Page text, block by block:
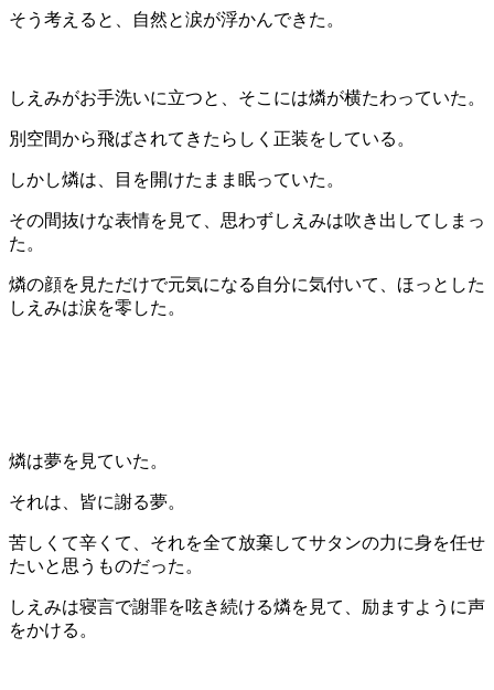
そう考えると、自然と涙が浮かんできた。
しえみがお手洗いに立つと、そこには燐が横たわっていた。
別空間から飛ばされてきたらしく正装をしている。
しかし燐は、目を開けたまま眠っていた。
その間抜けな表情を見て、思わずしえみは吹き出してしまっ
た。
燐の顔を見ただけで元気になる自分に気付いて、ほっとした
しえみは涙を零した。
燐は夢を見ていた。
それは、皆に謝る夢。
苦しくて辛くて、それを全て放棄してサタンの力に身を任せ
たいと思うものだった。
しえみは寝言で謝罪を呟き続ける燐を見て、励ますように声
をかける。